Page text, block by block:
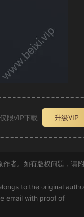
仅限VIP下载 升级VIP
者。如有版权问题，请
to the original
email with proof of